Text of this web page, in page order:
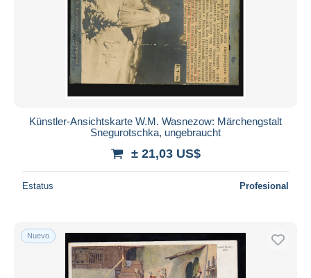
Künstler-Ansichtskarte W.M. Wasnezow: Märchengstalt
Snegurotschka, ungebraucht
± 21,03 US$
Estatus Profesional
Nuevo